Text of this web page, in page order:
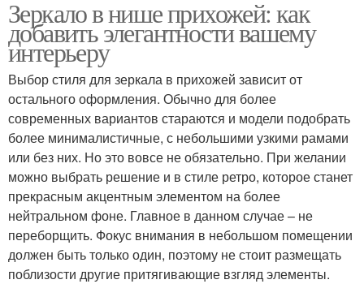
Зеркало в нише прихожей: как
добавить элегантности вашему
интерьеру
Выбор стиля для зеркала в прихожей зависит от
остального оформления. Обычно для более
современных вариантов стараются и модели подобрать
более минималистичные, с небольшими узкими рамами
или без них. Но это вовсе не обязательно. При желании
можно выбрать решение и в стиле ретро, которое станет
прекрасным акцентным элементом на более
нейтральном фоне. Главное в данном случае – не
переборщить. Фокус внимания в небольшом помещении
должен быть только один, поэтому не стоит размещать
поблизости другие притягивающие взгляд элементы.